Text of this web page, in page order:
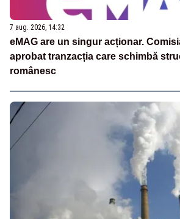
7 aug. 2026, 14:32
eMAG are un singur acționar.
aprobat tranzacția care schimbă
românesc